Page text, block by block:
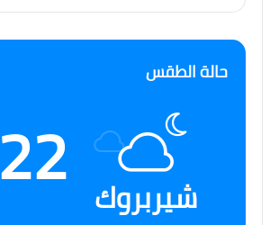
حالة الطقس
شيربروك 22